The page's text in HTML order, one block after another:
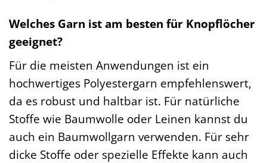
Welches Garn ist am besten für Knopflöcher
geeignet?
Für die meisten Anwendungen ist ein
hochwertiges Polyestergarn empfehlenswert,
da es robust und haltbar ist. Für natürliche
Stoffe wie Baumwolle oder Leinen kannst du
auch ein Baumwollgarn verwenden. Für sehr
dicke Stoffe oder spezielle Effekte kann auch